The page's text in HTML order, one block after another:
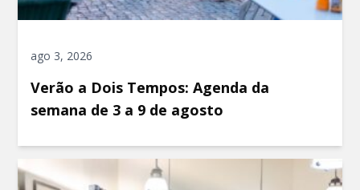
ago 3, 2026
Verão a Dois Tempos: Agenda da
semana de 3 a 9 de agosto